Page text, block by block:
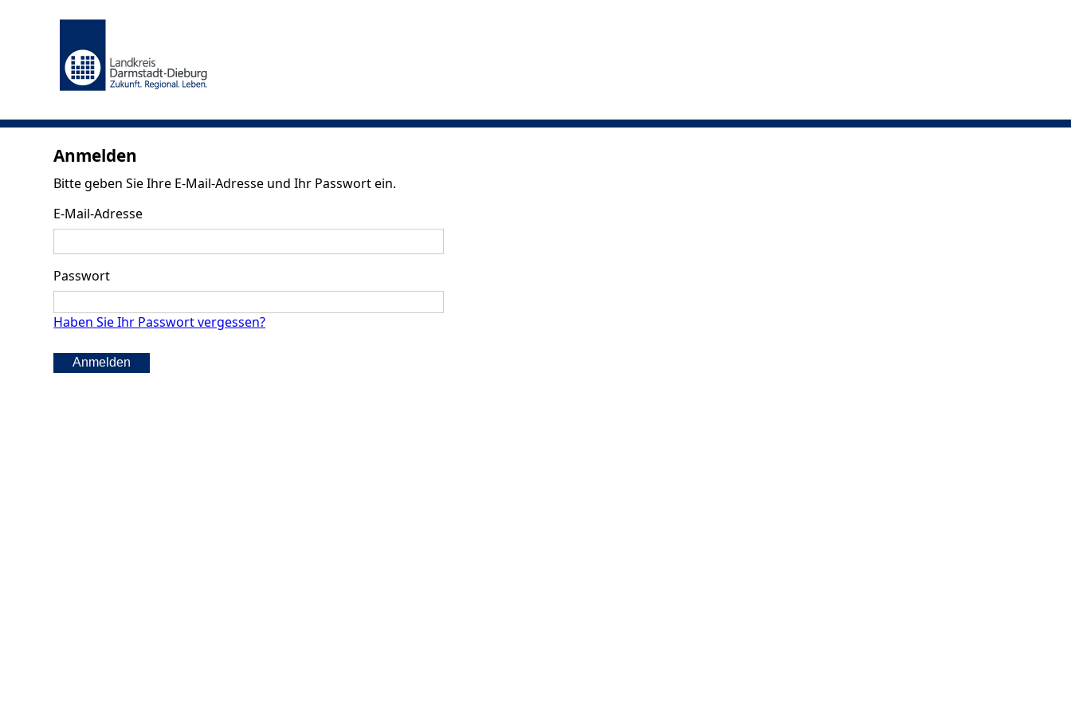
Anmelden
Bitte geben Sie Ihre E-Mail-Adresse und Ihr Passwort ein.
E-Mail-Adresse
Passwort
Haben Sie Ihr Passwort vergessen?